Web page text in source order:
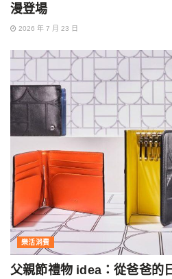
漫登場
2026 年 7 月 23 日
樂活消費
父親節禮物 idea：從爸爸的